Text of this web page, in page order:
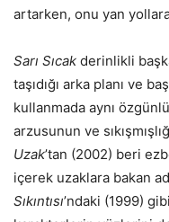
artarken, onu yan
Sarı Sıcak derinlikli
taşıdığı arka planı ve
kullanmada aynı
arzusunun ve
Uzak’tan (2002) beri
içerek uzaklara bakan
Sıkıntısı’ndaki (1999)